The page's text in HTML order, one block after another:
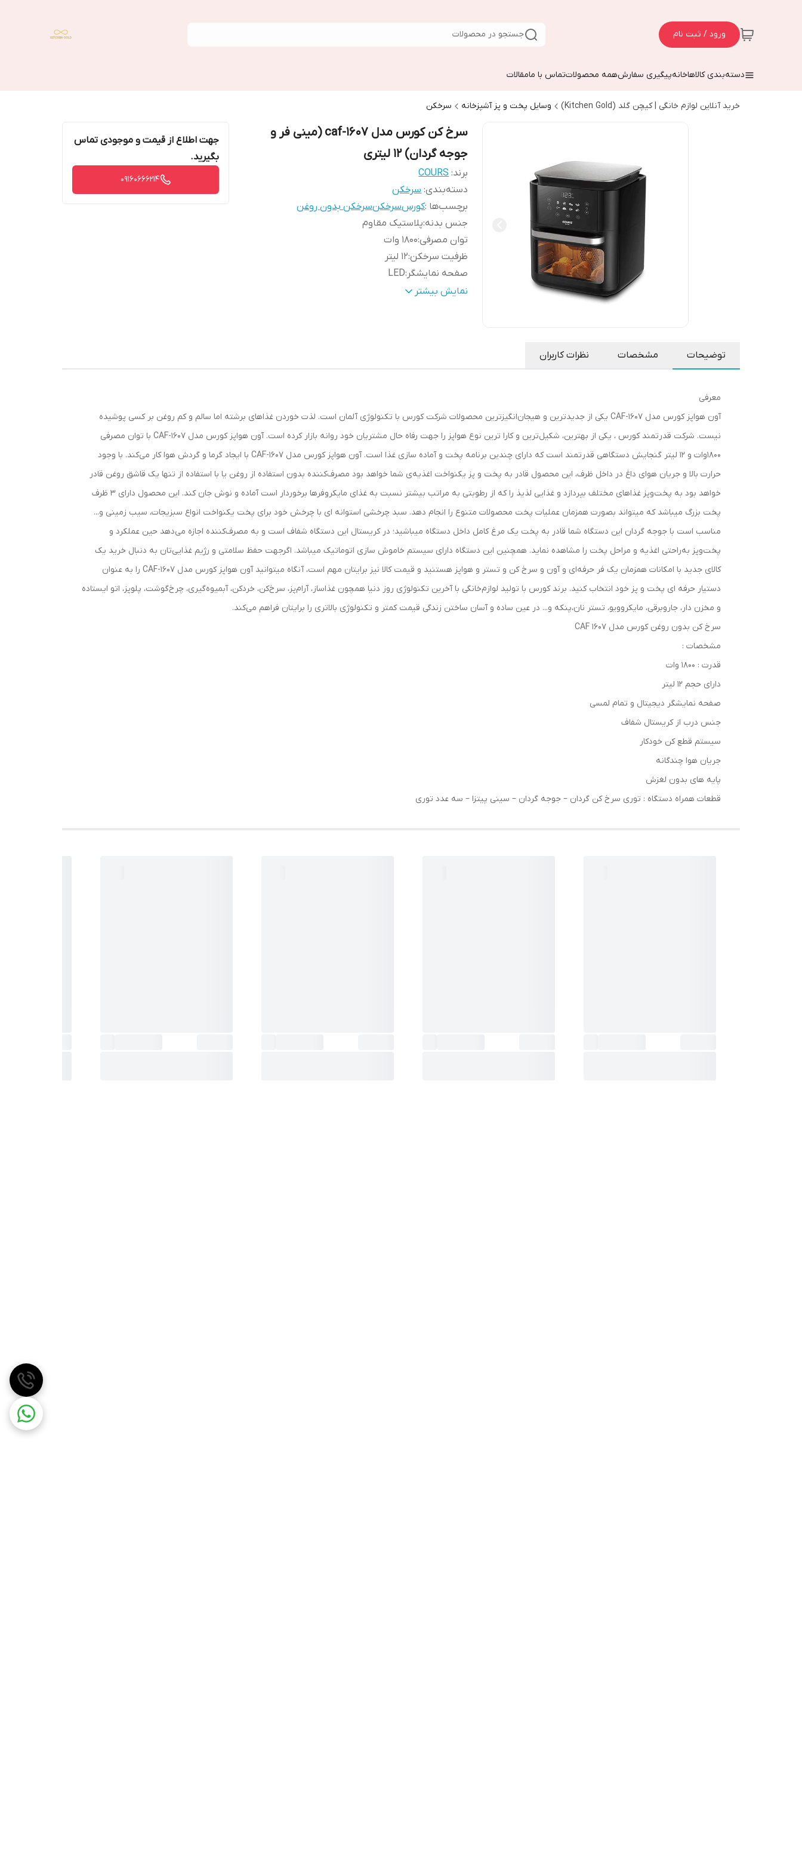
ورود / ثبت نام جستجو در محصولات
دسته‌بندی کالاهاخانهپیگیری سفارشهمه محصولاتتماس با مامقالات
خرید آنلاین لوازم خانگی | کیچن گلد (Kitchen Gold) وسایل پخت و پز آشپزخانه سرخکن
سرخ کن کورس مدل caf-1607 (مینی فر و
جوجه گردان) 12 لیتری
برند: COURS
دسته‌بندی:سرخکن
برچسب‌ها :کورسسرخکنسرخکن بدون روغن
جنس بدنه:پلاستیک مقاوم
توان مصرفی:1800 وات
ظرفیت سرخکن:12 لیتر
صفحه نمایشگر :
LED
دارای برنامه:پیش فرض پختنمایش بیشتر
جهت اطلاع از قیمت و موجودی تماس
بگیرید.
09160666214
توضیحات مشخصات نظرات کاربران
معرفی
آون هواپز کورس مدل CAF-1607 یکی از جدیدترین و هیجان‌انگیزترین محصولات شرکت کورس با تکنولوژی آلمان است. لذت خوردن غذاهای برشته اما سالم و کم روغن بر کسی پوشیده
نیست. شرکت قدرتمند کورس ، یکی از بهترین، شکیل‌ترین و کارا‌ ترین نوع هواپز را جهت رفاه حال مشتریان خود روانه بازار کرده است. آون هواپز کورس مدل CAF-1607 با توان مصرفی
1800وات و 12 لیتر گنجایش دستگاهی قدرتمند است که دارای چندین برنامه پخت و آماده سازی غذا است. آون هواپز کورس مدل CAF-1607 با ایجاد گرما و گردش هوا کار می‌کند. با وجود
حرارت بالا و جریان هوای داغ در داخل ظرف، این محصول قادر به پخت و پز یکنواخت اغذیه‌ی شما خواهد بود مصرف‌کننده بدون استفاده از روغن یا با استفاده از تنها یک قاشق روغن قادر
خواهد بود به پخت‌وپز غذاهای مختلف بپردازد و غذایی لذیذ را که از رطوبتی به مراتب بیشتر نسبت به غذای مایکروفرها برخوردار است آماده و نوش جان کند. این محصول دارای 3 ظرف
پخت بزرگ میباشد که میتواند بصورت همزمان عملیات پخت محصولات متنوع را انجام دهد. سبد چرخشی استوانه ای با چرخش خود برای پخت یکنواخت انواع سبزیجات، سیب زمینی و...
مناسب است با جوجه گردان این دستگاه شما قادر به پخت یک مرغ کامل داخل دستگاه میباشید؛ در کریستال این دستگاه شفاف است و به مصرف‌کننده اجازه می‌دهد حین عملکرد و
پخت‌وپز به‌راحتی اغذیه و مراحل پخت را مشاهده نماید. همچنین این دستگاه دارای سیستم خاموش سازی اتوماتیک میباشد. اگرجهت حفظ سلامتی و رژیم غذایی‌تان به دنبال خرید یک
کالای جدید با امکانات همزمان یک فر حرفه‌ای و آون و سرخ کن و تستر و هواپز هستنید و قیمت کالا نیز برایتان مهم است، آنگاه میتوانید آون هواپز کورس مدل CAF-1607 را به عنوان
دستیار حرفه ای پخت و پز خود انتخاب کنید. برند کورس با تولید لوازم‌خانگی با آخرین تکنولوژی روز دنیا همچون غذاساز، آرام‌پز، سرخ‌کن‌، خردکن‌، آبمیوه‌گیری‌، چرخ‌گوشت‌، پلوپز، اتو ایستاده
و مخزن دار، جاروبرقی، مایکروویو، تستر نان،پنکه و... در عین ساده و آسان‌ ساختن زندگی قیمت کمتر و تکنولوژی بالاتری را برایتان فراهم می‌کند.
سرخ کن بدون روغن کورس مدل CAF 1607
مشخصات :
قدرت : 1800 وات
دارای حجم 12 لیتر
صفحه نمایشگر دیجیتال و تمام لمسی
جنس درب از کریستال شفاف
سیستم قطع کن خودکار
جریان هوا چندگانه
پایه های بدون لغزش
قطعات همراه دستگاه : توری سرخ کن گردان – جوجه گردان – سینی پیتزا – سه عدد توری